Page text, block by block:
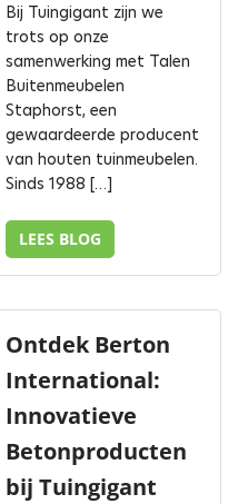
Bij Tuingigant zijn we
trots op onze
samenwerking met Talen
Buitenmeubelen
Staphorst, een
gewaardeerde producent
van houten tuinmeubelen.
Sinds 1988 […]
LEES BLOG
Ontdek Berton
International:
Innovatieve
Betonproducten
bij Tuingigant